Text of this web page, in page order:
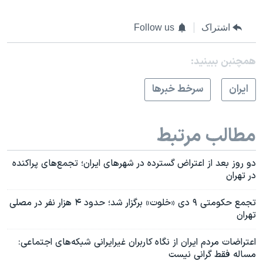
اشتراک Follow us
همچنبن ببینید:
ايران
سرخط خبرها
مطالب مرتبط
دو روز بعد از اعتراض گسترده در شهرهای ایران؛ تجمع‌های پراکنده
در تهران
تجمع حکومتی ۹ دی «خلوت» برگزار شد؛ حدود ۴ هزار نفر در مصلی
تهران
اعتراضات مردم ایران از نگاه کاربران غیرایرانی شبکه‌های اجتماعی:
مساله فقط گرانی نیست